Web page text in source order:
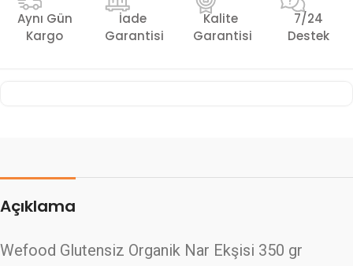
Aynı Gün
Kargo
İade
Garantisi
Kalite
Garantisi
7/24
Destek
Açıklama
Wefood Glutensiz Organik Nar Ekşisi 350 gr